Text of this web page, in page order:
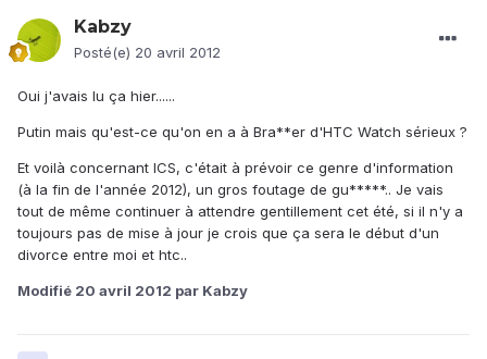
Kabzy
Posté(e) 20 avril 2012
Oui j'avais lu ça hier......
Putin mais qu'est-ce qu'on en a à Bra**er d'HTC Watch sérieux ?
Et voilà concernant ICS, c'était à prévoir ce genre d'information
(à la fin de l'année 2012), un gros foutage de gu*****.. Je vais
tout de même continuer à attendre gentillement cet été, si il n'y a
toujours pas de mise à jour je crois que ça sera le début d'un
divorce entre moi et htc..
Modifié 20 avril 2012 par Kabzy